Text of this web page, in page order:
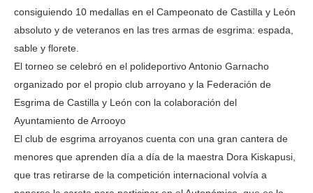
consiguiendo 10 medallas en el Campeonato de Castilla y León
absoluto y de veteranos en las tres armas de esgrima: espada,
sable y florete.
El torneo se celebró en el polideportivo Antonio Garnacho
organizado por el propio club arroyano y la Federación de
Esgrima de Castilla y León con la colaboración del
Ayuntamiento de Arrooyo
El club de esgrima arroyanos cuenta con una gran cantera de
menores que aprenden día a día de la maestra Dora Kiskapusi,
que tras retirarse de la competición internacional volvía a